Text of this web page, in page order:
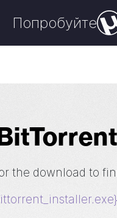
Попробуйте
tTorrent
the download to